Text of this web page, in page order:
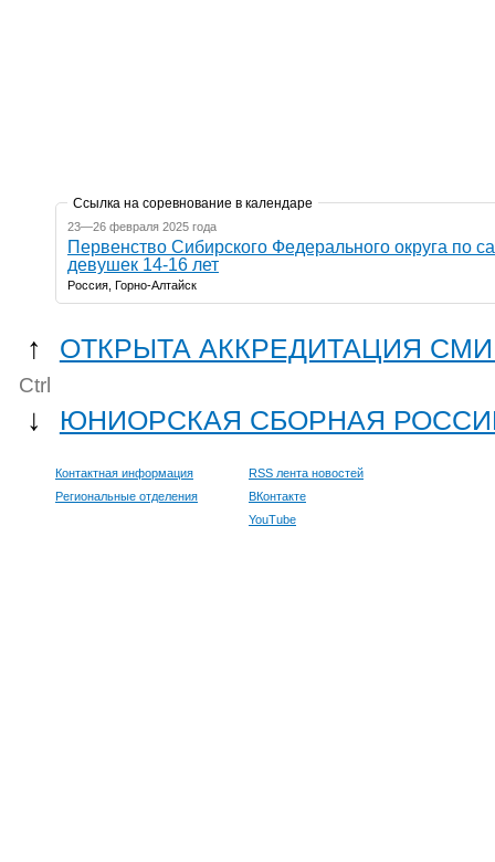
Ссылка на соревнование в календаре
23—26 февраля 2025 года
Первенство Сибирского Федерального округа по
девушек 14-16 лет
Россия, Горно-Алтайск
↑ ОТКРЫТА АККРЕДИТАЦИЯ
Ctrl
↓ ЮНИОРСКАЯ СБОРНАЯ
Контактная информация
Региональные отделения
RSS лента новостей
ВКонтакте
YouTube